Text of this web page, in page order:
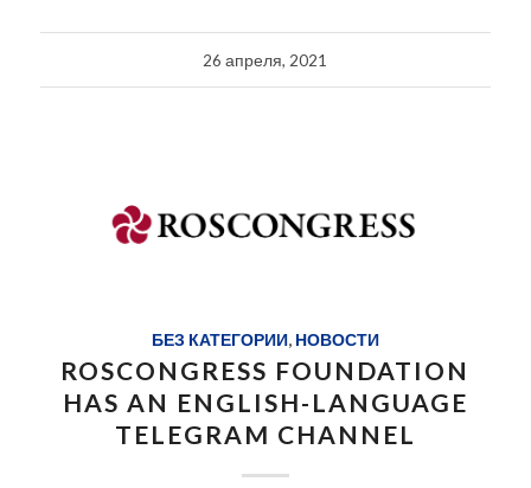
26 апреля, 2021
БЕЗ КАТЕГОРИИ, НОВОСТИ
ROSCONGRESS FOUNDATION
HAS AN ENGLISH-LANGUAGE
TELEGRAM CHANNEL